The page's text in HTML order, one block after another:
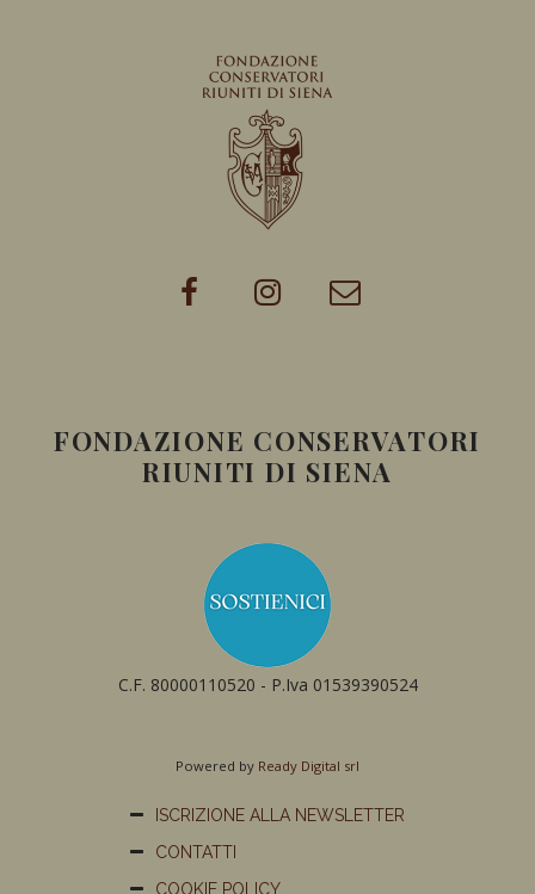
FONDAZIONE CONSERVATORI
RIUNITI DI SIENA
C.F. 80000110520 - P.Iva 01539390524
Powered by Ready Digital srl
ISCRIZIONE ALLA NEWSLETTER
CONTATTI
COOKIE POLICY